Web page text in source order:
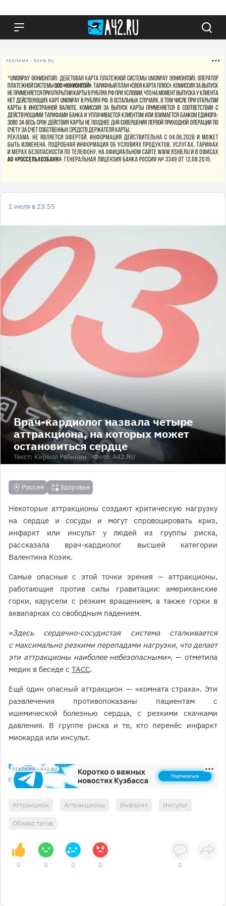
РЕКЛАМА • RSHB.RU
1 июля в 23:55
Врач-кардиолог назвала четыре
аттракциона, на которых может
остановиться сердце
Текст: Кирилл Рябинин Фото: А42.RU
Россия Здоровье
Некоторые аттракционы создают критическую нагрузку
на сердце и сосуды и могут спровоцировать криз,
инфаркт или инсульт у людей из группы риска,
рассказала врач-кардиолог высшей категории
Валентина Козик.
Самые опасные с этой точки зрения — аттракционы,
работающие против силы гравитации: американские
горки, карусели с резким вращением, а также горки в
аквапарках со свободным падением.
«Здесь сердечно-сосудистая система сталкивается
с максимально резкими перепадами нагрузки, что делает
эти аттракционы наиболее небезопасными», — отметила
медик в беседе с ТАСС.
Ещё один опасный аттракцион — «комната страха». Эти
развлечения противопоказаны пациентам с
ишемической болезнью сердца, с резкими скачками
давления. В группе риска и те, кто перенёс инфаркт
миокарда или инсульт.
РЕКЛАМА • A42.RU
Аттракцион Аттракционы Инфаркт Инсульт
Облако тэгов
0 0 0 0 0